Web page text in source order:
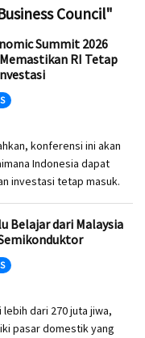
Council"
Summit 2026
RI Tetap
konferensi ini akan
Indonesia dapat
investasi tetap masuk.
Belajar dari Malaysia
dari 270 juta jiwa,
pasar domestik yang